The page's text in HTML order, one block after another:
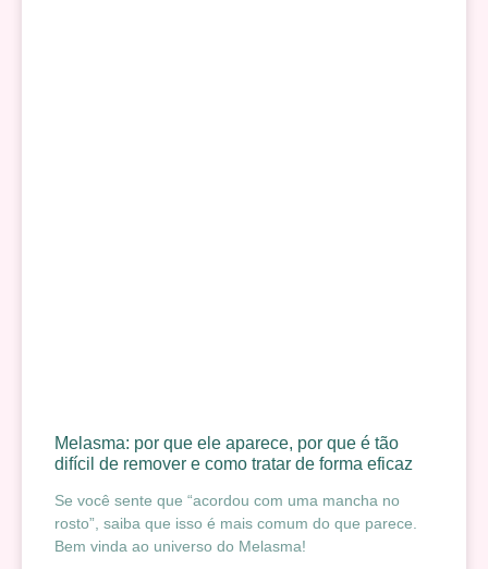
Melasma: por que ele aparece, por que é tão
difícil de remover e como tratar de forma eficaz
Se você sente que “acordou com uma mancha no
rosto”, saiba que isso é mais comum do que parece.
Bem vinda ao universo do Melasma!